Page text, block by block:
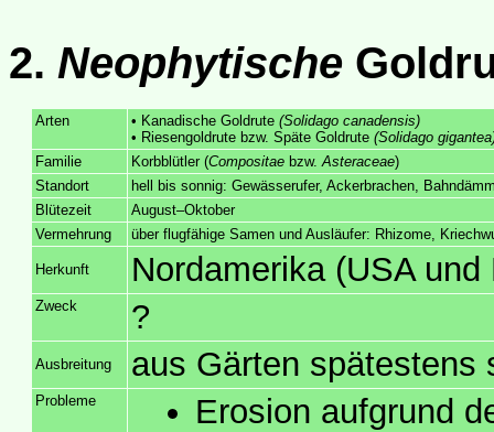
2. Neophytische
Arten • Kanadische Goldrute (Solidago canadensis)
• Riesengoldrute bzw. Späte Goldrute (Solidago
Familie
Korbblütler (Compositaebzw. Asteraceae)
Standort
hell bis sonnig: Gewässerufer, Ackerbrachen,
Blütezeit
August–Oktober
Vermehrung
über flugfähige Samen und Ausläufer: Rhizome,
Herkunft Nordamerika (USA und
Zweck ?
Ausbreitung aus Gärten spätestens
Probleme
Erosion aufgrund